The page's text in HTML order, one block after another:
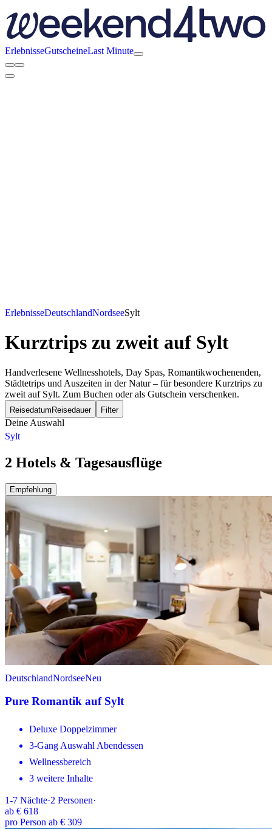
ErlebnisseGutscheineLast Minute
ErlebnisseDeutschlandNordseeSylt
Kurztrips zu zweit auf Sylt
Handverlesene Wellnesshotels, Day Spas, Romantikwochenenden,
Städtetrips und Auszeiten in der Natur – für besondere Kurztrips zu
zweit auf Sylt. Zum Buchen oder als Gutschein verschenken.
Reisedatum Reisedauer Filter
Deine Auswahl
Sylt
2 Hotels & Tagesausflüge
Empfehlung
DeutschlandNordseeNeu
Pure Romantik auf Sylt
Deluxe Doppelzimmer
3-Gang Auswahl Abendessen
Wellnessbereich
3 weitere Inhalte
1-7 Nächte·2 Personen·
ab € 618
pro Person ab € 309